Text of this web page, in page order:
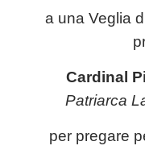
a una Veglia
Cardinal
Patriarca
per pregare